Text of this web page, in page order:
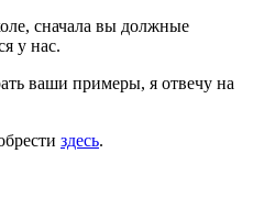
сначала вы должные
у нас.
ваши примеры, я отвечу на
здесь.